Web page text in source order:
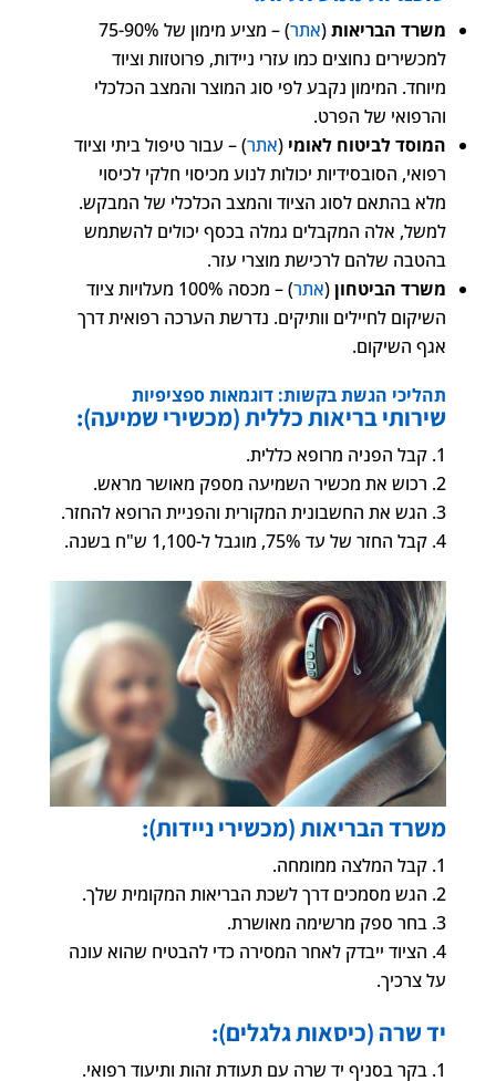
משרד הבריאות(אתר
) – מציע מימון של 75-90%
למכשירים נחוצים כמו עזרי ניידות, פרוטזות וציוד
מיוחד. המימון נקבע לפי סוג המוצר והמצב הכלכלי
והרפואי של הפרט.
המוסד לביטוח לאומי (אתר) – עבור טיפול ביתי וציוד
רפואי, הסובסידיות יכולות לנוע מכיסוי חלקי לכיסוי
מלא בהתאם לסוג הציוד והמצב הכלכלי של המבקש.
למשל, אלה המקבלים גמלה בכסף יכולים להשתמש
בהטבה שלהם לרכישת מוצרי עזר.
משרד הביטחון(אתר
) – מכסה 100% מעלויות ציוד
השיקום לחיילים וותיקים. נדרשת הערכה רפואית דרך
אגף השיקום.
תהליכי הגשת בקשות: דוגמאות ספציפיות
שירותי בריאות כללית (מכשירי שמיעה):
קבל הפניה מרופא כללית.
רכוש את מכשיר השמיעה מספק מאושר מראש.
הגש את החשבונית המקורית והפניית הרופא להחזר.
קבל החזר של עד 75%, מוגבל ל-1,100 ש"ח בשנה.
משרד הבריאות (מכשירי ניידות):
קבל המלצה ממומחה.
הגש מסמכים דרך לשכת הבריאות המקומית שלך.
בחר ספק מרשימה מאושרת.
הציוד ייבדק לאחר המסירה כדי להבטיח שהוא עונה
על צרכיך.
יד שרה (כיסאות גלגלים):
בקר בסניף יד שרה עם תעודת זהות ותיעוד רפואי.